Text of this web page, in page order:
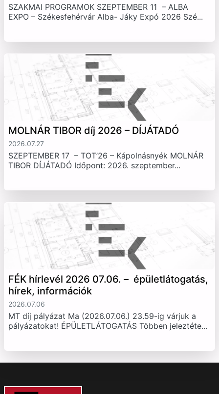
SZAKMAI PROGRAMOK SZEPTEMBER 11 – ALBA
EXPO – Székesfehérvár Alba- Jáky Expó 2026 Szé...
MOLNÁR TIBOR díj 2026 – DÍJÁTADÓ
2026.07.27
SZEPTEMBER 17 – TOT’26 – Kápolnásnyék MOLNÁR
TIBOR DÍJÁTADÓ Időpont: 2026. szeptember...
FÉK hírlevél 2026 07.06. – épületlátogatás,
hírek, információk
2026.07.06
MT díj pályázat Ma (2026.07.06.) 23.59-ig várjuk a
pályázatokat! ÉPÜLETLÁTOGATÁS Többen jeleztéte...